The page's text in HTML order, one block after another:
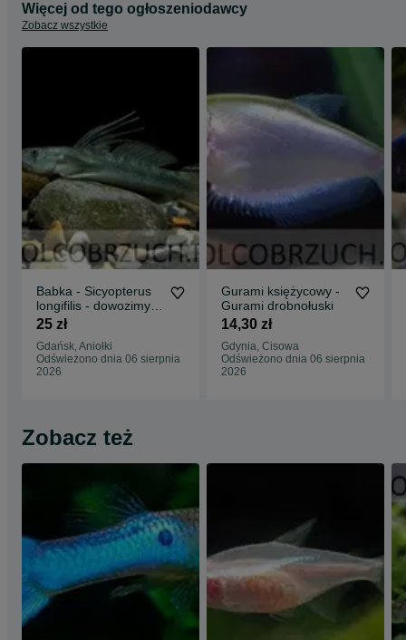
Więcej od tego ogłoszeniodawcy
Zobacz wszystkie
Babka - Sicyopterus
longifilis - dowozimy,
wysyłamy
25 zł
Gdańsk, Aniołki
Odświeżono dnia 06 sierpnia
2026
Gurami księżycowy -
Gurami drobnołuski
14,30 zł
Gdynia, Cisowa
Odświeżono dnia 06 sierpnia
2026
Zobacz też